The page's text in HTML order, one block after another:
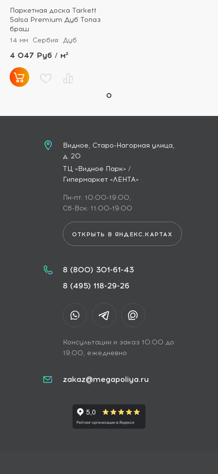
Паркетная доска Tarkett
Salsa Premium Дуб Топаз
браш
14 мм
Сербия Дуб
4 047 Руб / м²
Видное, Старо-Нагорная улица,
д. 20
ТЦ «Видное Парк» /
Гипермаркет «ЛЕНТА»
Пн-пт: 10:00-19:00,
Сб-Вск: 11:00-19:00
ОТКРЫТЬ В ЯНДЕКС.КАРТАХ
8 (800) 301-61-43
8 (495) 118-29-26
Консультации и заказ 10:00 до
19:00, ежедневно
zakaz@megapoliya.ru